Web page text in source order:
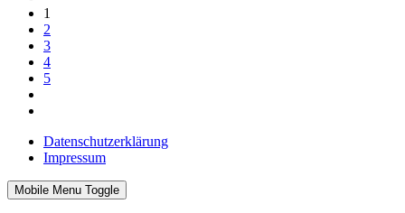
1
2
3
4
5
Datenschutzerklärung
Impressum
Mobile Menu Toggle